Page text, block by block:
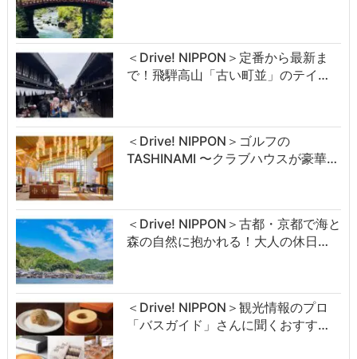
＜Drive! NIPPON＞定番から最新ま
で！飛騨高山「古い町並」のテイ…
＜Drive! NIPPON＞ゴルフの
TASHINAMI 〜クラブハウスが豪華…
＜Drive! NIPPON＞古都・京都で海と
森の自然に抱かれる！大人の休日…
＜Drive! NIPPON＞観光情報のプロ
「バスガイド」さんに聞くおすす…